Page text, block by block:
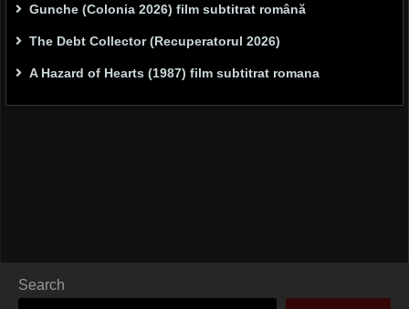
Gunche (Colonia 2026) film subtitrat română
The Debt Collector (Recuperatorul 2026)
A Hazard of Hearts (1987) film subtitrat romana
Search